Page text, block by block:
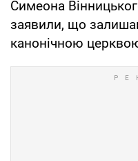
Симеона
заявили, що
канонічною